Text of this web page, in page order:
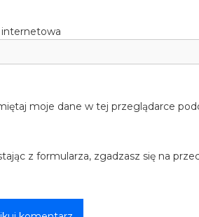
moje dane w tej przeglądarce
z formularza, zgadzasz się na